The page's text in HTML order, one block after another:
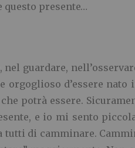
questo presente…
nel guardare,
orgoglioso d’essere
potrà essere.
e io mi sento
tutti di camminare.